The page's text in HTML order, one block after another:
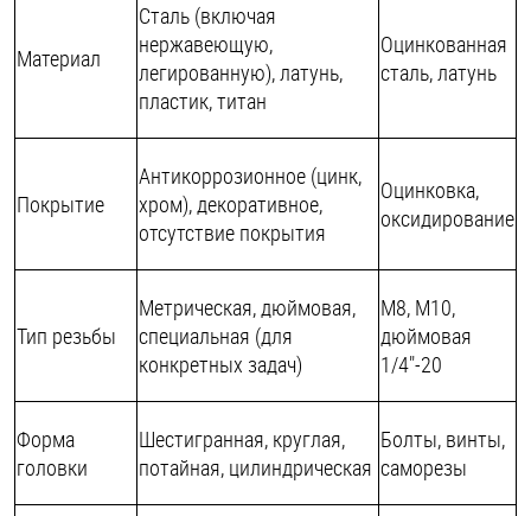
Материал
Сталь (включая
нержавеющую,
легированную), латунь,
пластик, титан
Оцинкованная
сталь, латунь
Покрытие
Антикоррозионное (цинк,
хром), декоративное,
отсутствие покрытия
Оцинковка,
оксидирование
Тип резьбы
Метрическая, дюймовая,
специальная (для
конкретных задач)
М8, М10,
дюймовая
1/4"-20
Форма
головки
Шестигранная, круглая,
потайная, цилиндрическая
Болты, винты,
саморезы